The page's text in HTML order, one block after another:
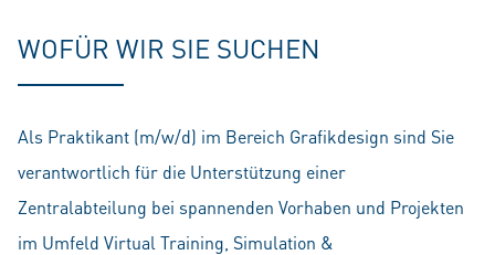
WOFÜR WIR SIE SUCHEN
Als Praktikant (m/w/d) im Bereich Grafikdesign sind Sie
verantwortlich für die Unterstützung einer
Zentralabteilung bei spannenden Vorhaben und Projekten
im Umfeld Virtual Training, Simulation &